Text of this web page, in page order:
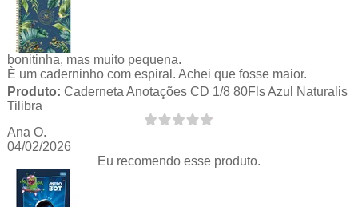
bonitinha, mas muito pequena.
È um caderninho com espiral. Achei que fosse maior.
Produto: Caderneta Anotações CD 1/8 80Fls Azul Naturalis
Tilibra
Ana O.
04/02/2026
Eu recomendo esse produto.